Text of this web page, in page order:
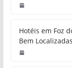
Hotéis em Foz
Bem Localizadas